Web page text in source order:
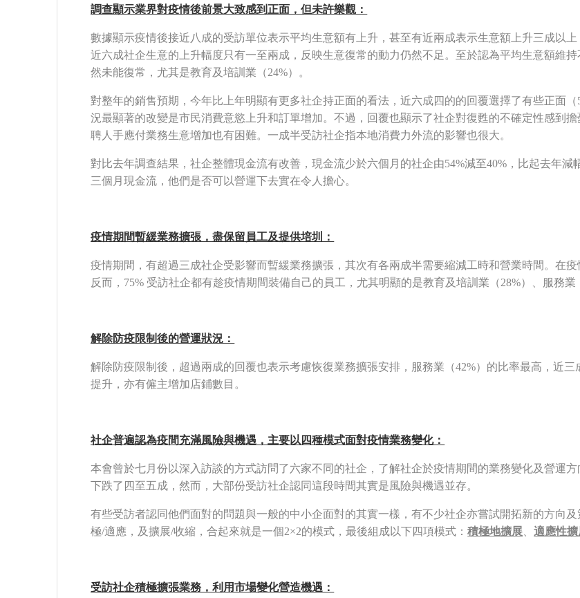
調查顯示業界對疫情後前景大致感到正面，但未許樂觀：
數據顯示疫情後接近八成的受訪單位表示平均生意額有上升，甚至有近兩成表示生意額上升三成以
近六成社企生意的上升幅度只有一至兩成，反映生意復常的動力仍然不足。至於認為平均生意額維
然未能復常，尤其是教育及培訓業（24%）。
對整年的銷售預期，今年比上年明顯有更多社企持正面的看法，近六成四的的回覆選擇了有些正面
況最顯著的改變是市民消費意慾上升和訂單增加。不過，回覆也顯示了社企對復甦的不確定性感到
聘人手應付業務生意增加也有困難。一成半受訪社企指本地消費力外流的影響也很大。
對比去年調查結果，社企整體現金流有改善，現金流少於六個月的社企由54%減至40%，比起去年
三個月現金流，他們是否可以營運下去實在令人擔心。
疫情期間暫緩業務擴張，盡保留員工及提供培圳：
疫情期間，有超過三成社企受影響而暫緩業務擴張，其次有各兩成半需要縮減工時和營業時間。在
反而，75% 受訪社企都有趁疫情期間裝備自己的員工，尤其明顯的是教育及培訓業（28%）、服務業
解除防疫限制後的營運狀況：
解除防疫限制後，超過兩成的回覆也表示考慮恢復業務擴張安排，服務業（42%）的比率最高，近
提升，亦有僱主增加店鋪數目。
社企普遍認為疫間充滿風險與機遇，主要以四種模式面對疫情業務變化：
本會曾於七月份以深入訪談的方式訪問了六家不同的社企，了解社企於疫情期間的業務變化及營運
下跌了四至五成，然而，大部份受訪社企認同這段時間其實是風險與機遇並存。
有些受訪者認同他們面對的問題與一般的中小企面對的其實一樣，有不少社企亦嘗試開拓新的方向
極/適應，及擴展/收縮，合起來就是一個2×2的模式，最後組成以下四項模式：積極地擴展 、適應性擴
受訪社企積極擴張業務，利用市場變化營造機遇：